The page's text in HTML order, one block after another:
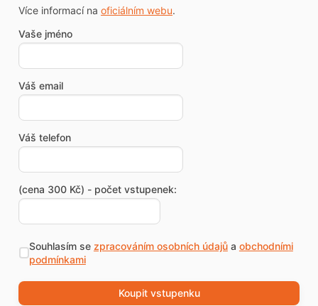
Více informací na oficiálním webu.
Vaše jméno
Váš email
Váš telefon
(cena 300 Kč) - počet vstupenek:
Souhlasím se zpracováním osobních údajůa obchodními
podmínkami
Koupit vstupenku